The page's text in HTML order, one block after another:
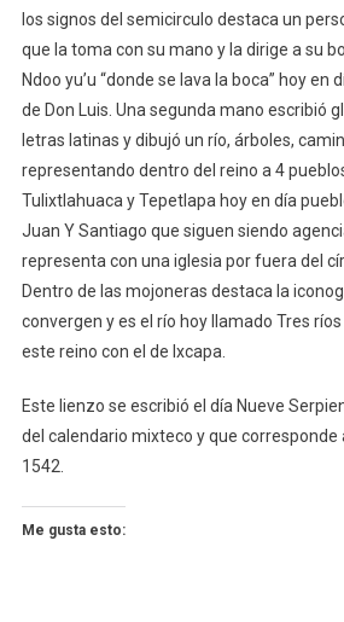
los signos del semicirculo destaca un
que la toma con su mano y la dirige a su
Ndoo yu’u “donde se lava la boca” hoy en
de Don Luis. Una segunda mano escribió
letras latinas y dibujó un río, árboles,
representando dentro del reino a 4
Tulixtlahuaca y Tepetlapa hoy en día
Juan Y Santiago que siguen siendo
representa con una iglesia por fuera del
Dentro de las mojoneras destaca la
convergen y es el río hoy llamado Tres
este reino con el de Ixcapa.
Este lienzo se escribió el día Nueve
del calendario mixteco y que corresponde
1542.
Me gusta esto: